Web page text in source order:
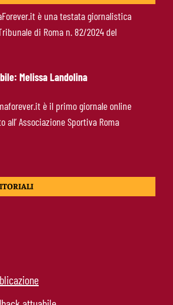
Pellegrini-Roma, è ufficiale il rinnovo: “Avanti
insieme, Lorenzo”
è una testata giornalistica
di Roma n. 82/2024 del
Melissa Landolina
è il primo giornale online
all’ Associazione Sportiva Roma